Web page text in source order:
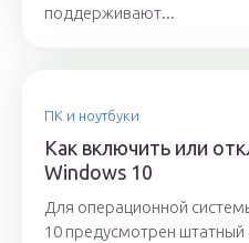
поддерживают...
ПК и ноутбуки
Как включить или
Windows 10
Для операционной
10 предусмотрен штатный